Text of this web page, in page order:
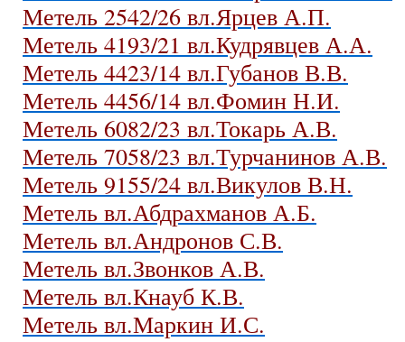
Метель 2542/26 вл.Ярцев А.П.
Метель 4193/21 вл.Кудрявцев А.А.
Метель 4423/14 вл.Губанов В.В.
Метель 4456/14 вл.Фомин Н.И.
Метель 6082/23 вл.Токарь А.В.
Метель 7058/23 вл.Турчанинов А.В.
Метель 9155/24 вл.Викулов В.Н.
Метель вл.Абдрахманов А.Б.
Метель вл.Андронов С.В.
Метель вл.Звонков А.В.
Метель вл.Кнауб К.В.
Метель вл.Маркин И.С.